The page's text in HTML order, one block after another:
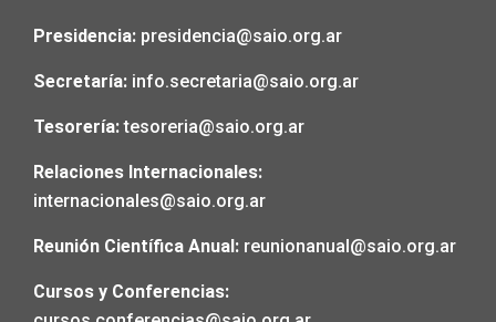
Presidencia: presidencia@saio.org.ar
Secretaría: info.secretaria@saio.org.ar
Tesorería:tesoreria@saio.org.ar
Relaciones Internacionales:
internacionales@saio.org.ar
Reunión Científica Anual: reunionanual@saio.org.ar
Cursos y Conferencias: